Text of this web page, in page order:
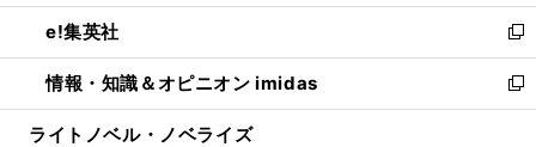
開
く
ウ
で
開
く
ン
ド
ウ
で
開
ウ
ィ
ン
ド
ウ
し
い
ウ
ィ
ン
e!集英社
新
し
い
ウ
情報・知識＆オピニオン imidas
新
し
ライトノベル・ノベライズ